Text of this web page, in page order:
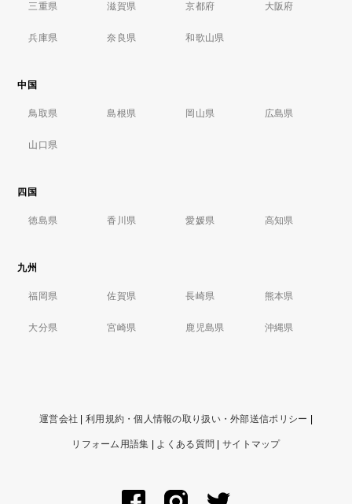
三重県 滋賀県 京都府 大阪府
兵庫県 奈良県 和歌山県
中国
鳥取県 島根県 岡山県 広島県
山口県
四国
徳島県 香川県 愛媛県 高知県
九州
福岡県 佐賀県 長崎県 熊本県
大分県 宮崎県 鹿児島県 沖縄県
運営会社 利用規約・個人情報の取り扱い・外部送信ポリシー
リフォーム用語集 よくある質問 サイトマップ